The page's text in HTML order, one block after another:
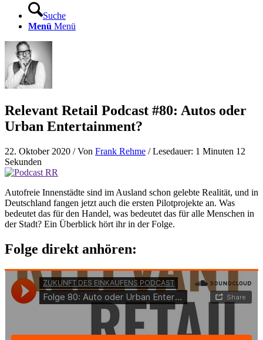
Suche
Menü Menü
Relevant Retail Podcast #80: Autos oder
Urban Entertainment?
22. Oktober 2020 / Von Frank Rehme / Lesedauer: 1 Minuten 12
Sekunden
Autofreie Innenstädte sind im Ausland schon gelebte Realität, und in
Deutschland fangen jetzt auch die ersten Pilotprojekte an. Was
bedeutet das für den Handel, was bedeutet das für alle Menschen in
der Stadt? Ein Überblick hört ihr in der Folge.
Folge direkt anhören: